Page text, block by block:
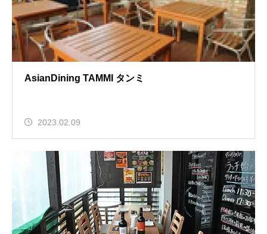
AsianDining TAMMI タンミ
2023.02.09